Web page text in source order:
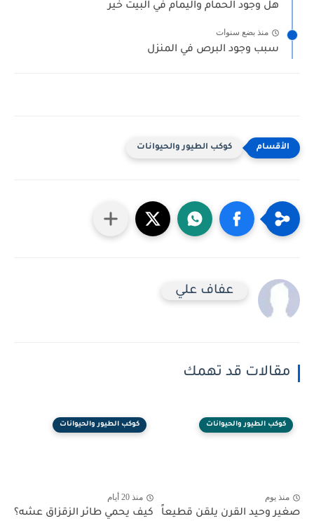
هل وجود الحمام واليمام في البيت خير
منذ بضع سنوات
سبب وجود البرص في المنزل
كوكب الطيور والحيوانات
عفاف علي
مقالات قد تهمك
كوكب الطيور والحيوانات
منذ يوم
صغير وحيد القرن يلقن قطيعاً
كوكب الطيور والحيوانات
منذ 20 أيام
كيف يحمي طائر الزقزاق عشه؟